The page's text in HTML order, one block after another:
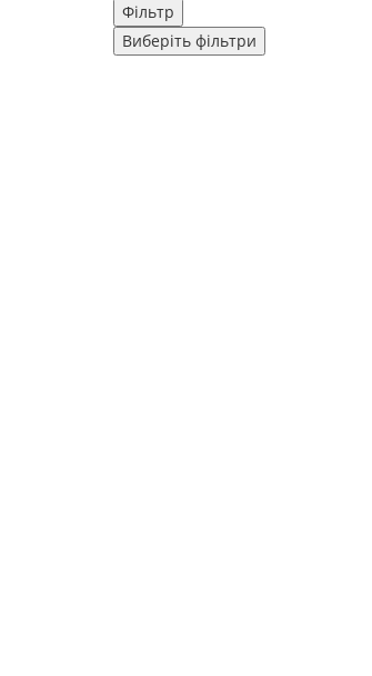
Фільтр
Виберіть фільтри